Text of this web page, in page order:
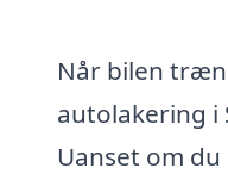
Når bilen
autolakering i
Uanset om